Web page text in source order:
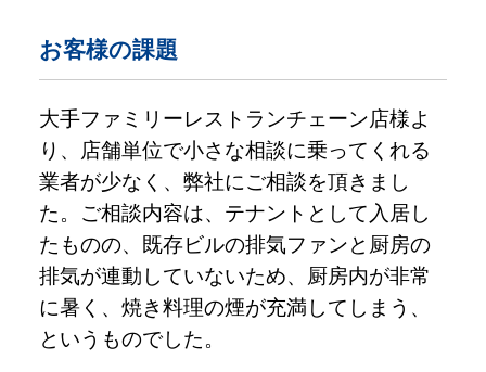
お客様の課題
大手ファミリーレストランチェーン店様よ
り、店舗単位で小さな相談に乗ってくれる
業者が少なく、弊社にご相談を頂きまし
た。ご相談内容は、テナントとして入居し
たものの、既存ビルの排気ファンと厨房の
排気が連動していないため、厨房内が非常
に暑く、焼き料理の煙が充満してしまう、
というものでした。